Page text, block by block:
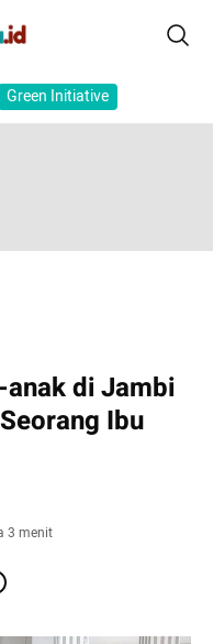
Green Initiative
di Jambi
Ibu
3 menit